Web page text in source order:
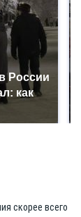
России
как
скорее всего